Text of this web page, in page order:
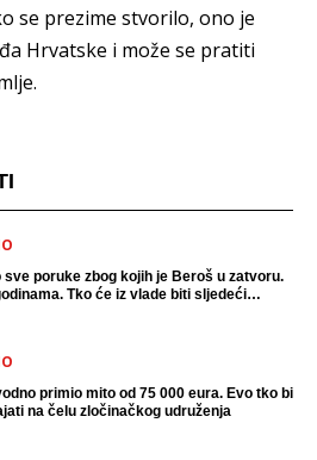
se prezime stvorilo, ono je
Hrvatske i može se pratiti
sve poruke zbog kojih je Beroš u zatvoru.
Tko će iz vlade biti sljedeći
primio mito od 75 000 eura. Evo tko bi
na čelu zločinačkog udruženja